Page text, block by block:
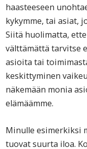
haasteeseen
kykymme, tai asiat,
Siitä huolimatta,
välttämättä tarvitse
asioita tai
keskittyminen
näkemään monia
elämäämme.
Minulle esimerkiksi
tuovat suurta iloa.